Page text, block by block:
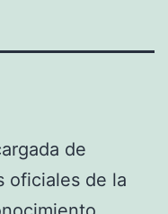
de
oficiales de la